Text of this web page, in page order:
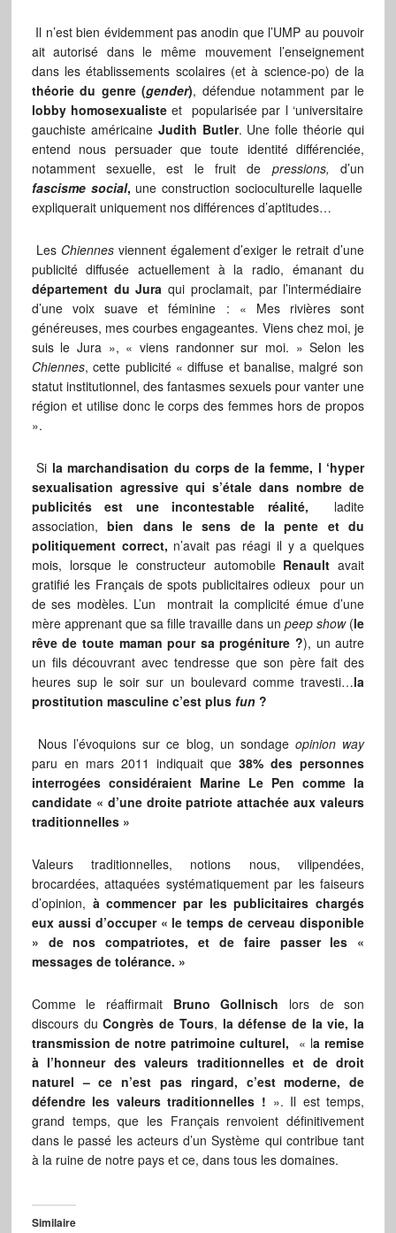
Il n’est bien évidemment pas anodin que l’UMP au pouvoir
ait autorisé dans le même mouvement l’enseignement
dans les établissements scolaires (et à science-po) de la
théorie du genre (gender), défendue notamment par le
lobby homosexualiste et popularisée par l ‘universitaire
gauchiste américaine Judith Butler. Une folle théorie qui
entend nous persuader que toute identité différenciée,
notamment sexuelle, est le fruit de pressions, d’un
fascisme social, une construction socioculturelle laquelle
expliquerait uniquement nos différences d’aptitudes…
LesChiennesviennent également d’exiger le retrait d’une
publicité diffusée actuellement à la radio, émanant du
département du Jura qui proclamait, par l’intermédiaire
d’une voix suave et féminine : « Mes rivières sont
généreuses, mes courbes engageantes. Viens chez moi, je
suis le Jura », « viens randonner sur moi. » Selon les
Chiennes, cette publicité « diffuse et banalise, malgré son
statut institutionnel, des fantasmes sexuels pour vanter une
région et utilise donc le corps des femmes hors de propos
».
Si la marchandisation du corps de la femme, l ‘hyper
sexualisation agressive qui s’étale dans nombre de
publicités est une incontestable réalité,
ladite
association,bien dans le sens de la pente et du
politiquement correct, n’avait pas réagi il y a quelques
mois, lorsque le constructeur automobile Renault avait
gratifié les Français de spots publicitaires odieux pour un
de ses modèles. L’un montrait la complicité émue d’une
mère apprenant que sa fille travaille dans unpeep show(le
rêve de toute maman pour sa progéniture ?), un autre
un fils découvrant avec tendresse que son père fait des
heures sup le soir sur un boulevard comme travesti…la
prostitution masculine c’est plusfun?
Nous l’évoquions sur ce blog, un sondageopinion way
paru en mars 2011 indiquait que38% des personnes
interrogées considéraient Marine Le Pen comme la
candidate « d’une droite patriote attachée aux valeurs
traditionnelles »
Valeurs traditionnelles, notions nous, vilipendées,
brocardées, attaquées systématiquement par les faiseurs
d’opinion, à commencer par les publicitaires chargés
eux aussi d’occuper « le temps de cerveau disponible
» de nos compatriotes, et de faire passer les «
messages de tolérance. »
Comme le réaffirmait Bruno Gollnisch lors de son
discours duCongrès de Tours, la défense de la vie, la
transmission de notre patrimoine culturel, « la remise
à l’honneur des valeurs traditionnelles et de droit
naturel – ce n’est pas ringard, c’est moderne, de
défendre les valeurs traditionnelles ! ». Il est temps,
grand temps, que les Français renvoient définitivement
dans le passé les acteurs d’un Système qui contribue tant
à la ruine de notre pays et ce, dans tous les domaines.
Similaire